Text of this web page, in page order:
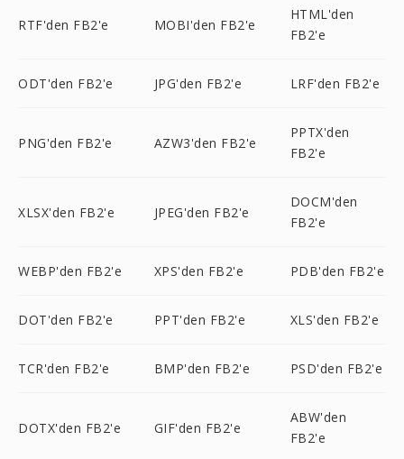
RTF'den FB2'e MOBI'den FB2'e
HTML'den
FB2'e
ODT'den FB2'e JPG'den FB2'e LRF'den FB2'e
PNG'den FB2'e AZW3'den FB2'e
PPTX'den
FB2'e
XLSX'den FB2'e JPEG'den FB2'e
DOCM'den
FB2'e
WEBP'den FB2'e XPS'den FB2'e PDB'den FB2'e
DOT'den FB2'e PPT'den FB2'e XLS'den FB2'e
TCR'den FB2'e BMP'den FB2'e PSD'den FB2'e
DOTX'den FB2'e GIF'den FB2'e
ABW'den
FB2'e